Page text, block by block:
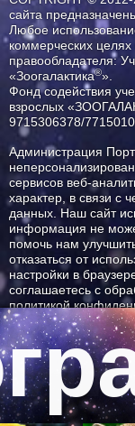
сайта
Любое
коммерческих
правообладателя:
«Зоогалактика®».
Фонд содействия
взрослых
9715306378/
Администрация
сервисов веб-
характер, в связи с
данных. Наш сайт
информация не
помочь нам
отказаться от
настройки в
соглашаетесь с
политикой
ID ресурса: 11941